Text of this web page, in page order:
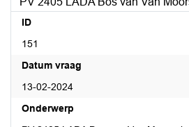
ID
151
Datum vraag
13-02-2024
Onderwerp